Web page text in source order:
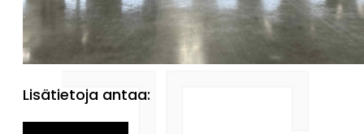
Lisätietoja antaa: